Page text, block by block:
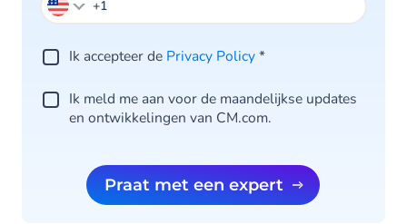
Ik accepteer de Privacy Policy*
Ik meld me aan voor de maandelijkse updates
en ontwikkelingen van CM.com.
Praat met een expert